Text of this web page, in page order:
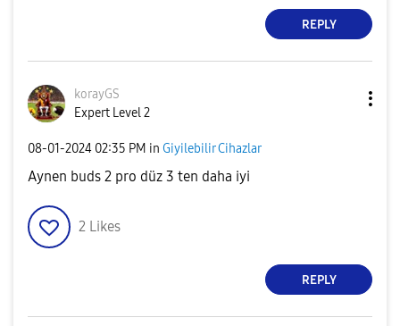
REPLY
korayGS
Expert Level 2
‎08-01-2024 02:35 PM in Giyilebilir Cihazlar
Aynen buds 2 pro düz 3 ten daha iyi
2 Likes
REPLY